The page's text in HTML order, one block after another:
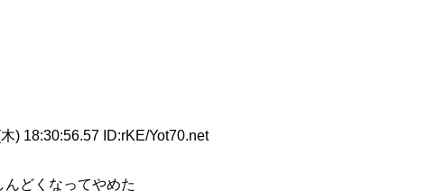
) 18:30:56.57 ID:rKE/Yot70.net
どくなってやめた